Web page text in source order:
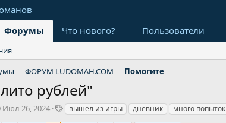
Форумы Что нового? Пользователи
ФОРУМ LUDOMAH.COM Помогите
рублей"
Д
Июл 26, 2024
Твышел из игры дневник много попыток